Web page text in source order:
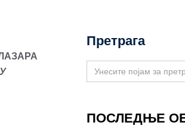
Претрага
Search
for:
ПОСЛЕДЊЕ